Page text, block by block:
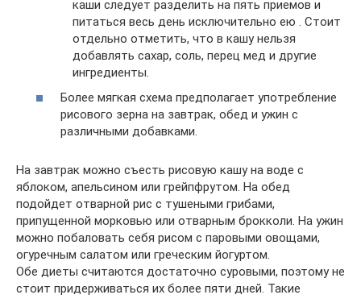
каши следует разделить на пять приемов и
питаться весь день исключительно ею . Стоит
отдельно отметить, что в кашу нельзя
добавлять сахар, соль, перец мед и другие
ингредиенты.
Более мягкая схема предполагает употребление
рисового зерна на завтрак, обед и ужин с
различными добавками.
На завтрак можно съесть рисовую кашу на воде с
яблоком, апельсином или грейпфрутом. На обед
подойдет отварной рис с тушеными грибами,
припущенной морковью или отварным брокколи. На ужин
можно побаловать себя рисом с паровыми овощами,
огуречным салатом или греческим йогуртом.
Обе диеты считаются достаточно суровыми, поэтому не
стоит придерживаться их более пяти дней. Такие